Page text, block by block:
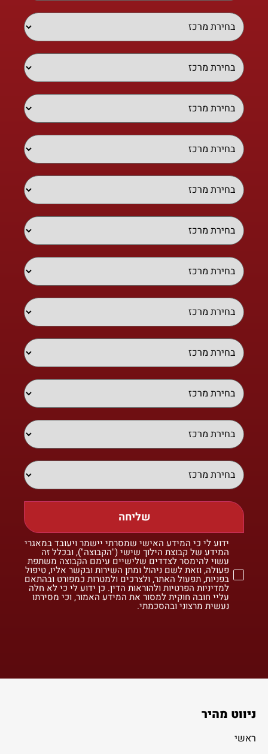
שליחה
ידוע לי כי המידע האישי שמסרתי יישמר ויעובד במאגרי
המידע של קבוצת הילוך שישי ("הקבוצה"), ובכלל זה
עשוי להימסר לצדדים שלישיים עימם הקבוצה משתפת
פעולה, וזאת לשם ניהול ומתן השירות ובקשר אליו, טיפול
בפניות, תפעול האתר, ולצרכים ולמטרות כמפורט ובהתאם
למדיניות הפרטיות ולהוראות הדין. כן ידוע לי כי לא חלה
עליי חובה חוקית למסור את המידע האמור, וכי מסירתו
נעשית מרצוני ובהסכמתי.
ניווט מהיר
ראשי